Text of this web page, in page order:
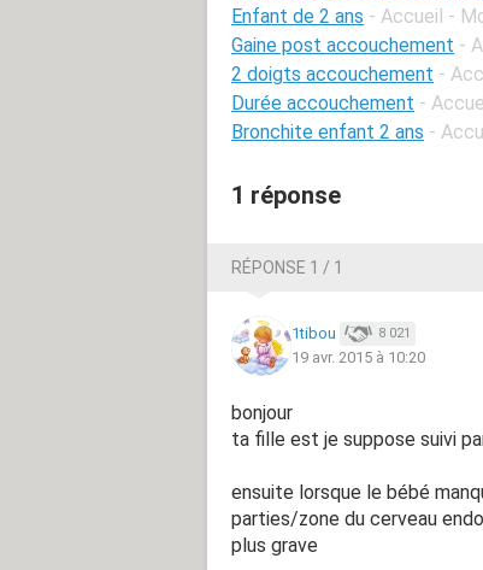
Enfant de 2 ans - Accueil -
Gaine post accouchement -
2 doigts accouchement -
Durée accouchement -
Bronchite enfant 2 ans -
1 réponse
RÉPONSE 1 / 1
1tibou 8 021
19 avr. 2015 à 10:20
bonjour
ta fille est je suppose suivi
ensuite lorsque le bébé
parties/zone du cerveau
plus grave